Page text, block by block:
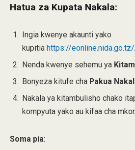
Hatua za Kupata Nakala:
Ingia kwenye akaunti yako
kupitia https://
Nenda kwenye sehemu ya
Bonyeza kitufe cha Pakua
Nakala ya kitambulisho chako
kompyuta yako au kifaa cha
Soma pia: